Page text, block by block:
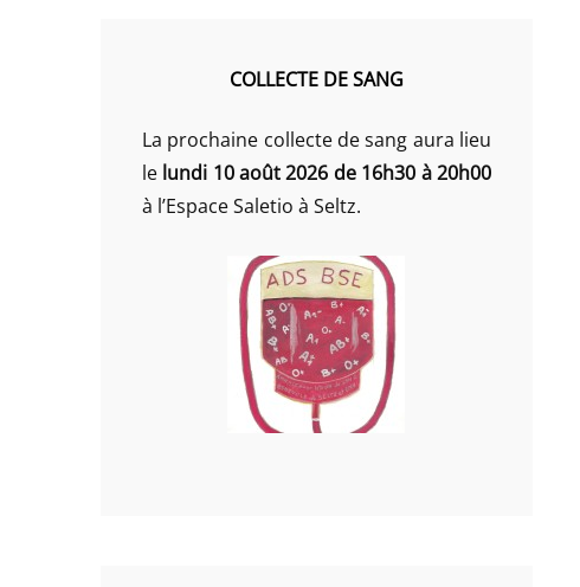
COLLECTE DE SANG
La prochaine collecte de sang aura lieu
le lundi 10 août 2026 de 16h30 à 20h00
à l’Espace Saletio à Seltz.